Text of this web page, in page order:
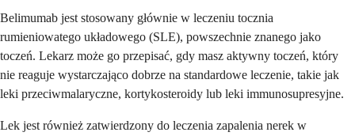
Belimumab jest stosowany głównie w leczeniu tocznia
rumieniowatego układowego (SLE), powszechnie znanego jako
toczeń. Lekarz może go przepisać, gdy masz aktywny toczeń, który
nie reaguje wystarczająco dobrze na standardowe leczenie, takie jak
leki przeciwmalaryczne, kortykosteroidy lub leki immunosupresyjne.
Lek jest również zatwierdzony do leczenia zapalenia nerek w